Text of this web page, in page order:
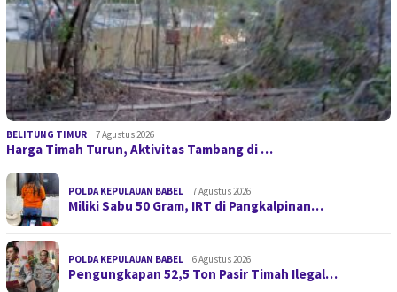
BELITUNG TIMUR 7 Agustus 2026
Harga Timah Turun, Aktivitas Tambang di …
POLDA KEPULAUAN BABEL 7 Agustus 2026
Miliki Sabu 50 Gram, IRT di Pangkalpinan…
POLDA KEPULAUAN BABEL 6 Agustus 2026
Pengungkapan 52,5 Ton Pasir Timah Ilegal…